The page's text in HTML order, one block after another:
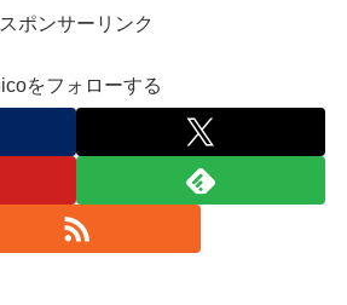
スポンサーリンク
をフォローする